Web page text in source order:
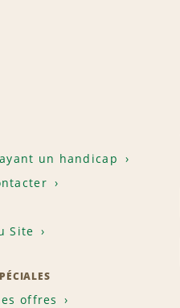
un handicap
Site
offres